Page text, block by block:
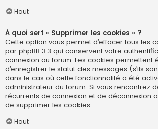
Haut
À quoi sert « Supprimer les cookies » ?
Cette option vous permet d’effacer tous les
par phpBB 3.3 qui conservent votre
connexion au forum. Les cookies permettent
d’enregistrer le statut des messages (s’ils
dans le cas où cette fonctionnalité a été
administrateur du forum. Si vous rencontrez
récurrents de connexion et de déconnexion
de supprimer les cookies.
Haut